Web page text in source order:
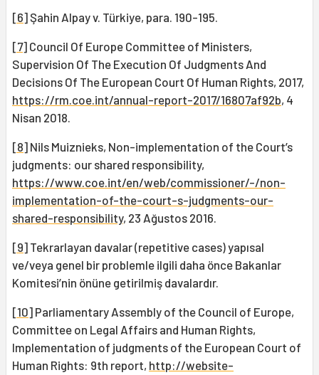
[6]Şahin Alpay v. Türkiye, para. 190-195.
[7] Council Of Europe Committee of Ministers,
Supervision Of The Execution Of Judgments And
Decisions Of The European Court Of Human Rights, 2017,
https://rm.coe.int/annual-report-2017/16807af92b, 4
Nisan 2018.
[8] Nils Muiznieks, Non-implementation of the Court’s
judgments: our shared responsibility,
https://www.coe.int/en/web/commissioner/-/non-
implementation-of-the-court-s-judgments-our-
shared-responsibility, 23 Ağustos 2016.
[9] Tekrarlayan davalar (repetitive cases) yapısal
ve/veya genel bir problemle ilgili daha önce Bakanlar
Komitesi’nin önüne getirilmiş davalardır.
[10] Parliamentary Assembly of the Council of Europe,
Committee on Legal Affairs and Human Rights,
Implementation of judgments of the European Court of
Human Rights: 9th report, http://website-